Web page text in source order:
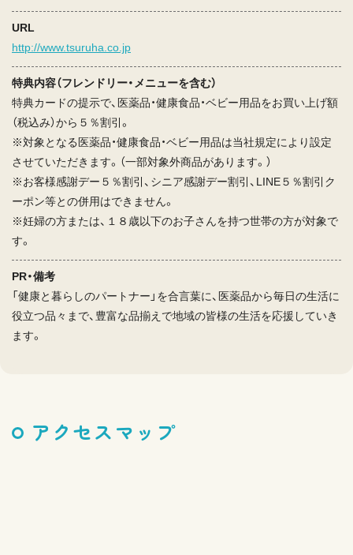
URL
http://www.tsuruha.co.jp
特典内容（フレンドリー・メニューを含む）
特典カードの提示で、医薬品・健康食品・ベビー用品をお買い上げ額
（税込み）から５％割引。
※対象となる医薬品・健康食品・ベビー用品は当社規定により設定
させていただきます。（一部対象外商品があります。）
※お客様感謝デー５％割引、シニア感謝デー割引、LINE５％割引ク
ーポン等との併用はできません。
※妊婦の方または、１８歳以下のお子さんを持つ世帯の方が対象で
す。
PR・備考
「健康と暮らしのパートナー」を合言葉に、医薬品から毎日の生活に
役立つ品々まで、豊富な品揃えで地域の皆様の生活を応援していき
ます。
アクセスマップ